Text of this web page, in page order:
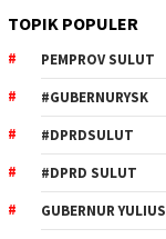
TOPIK POPULER
PEMPROV SULUT
#GUBERNURYSK
#DPRDSULUT
#DPRD SULUT
GUBERNUR YULIUS